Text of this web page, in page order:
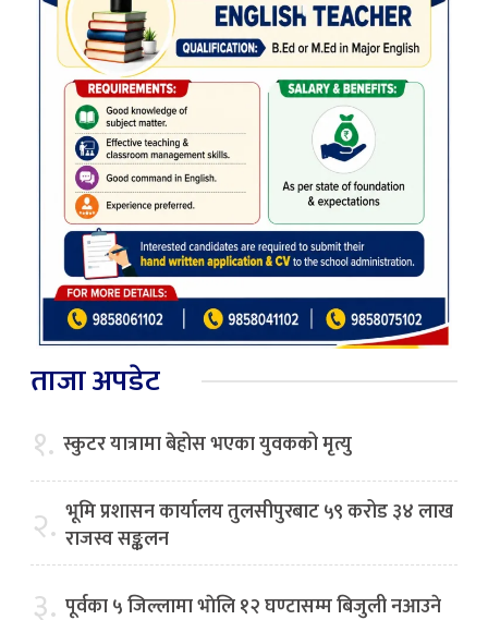
ताजा अपडेट
१. स्कुटर यात्रामा बेहोस भएका युवकको मृत्यु
२. भूमि प्रशासन कार्यालय तुलसीपुरबाट ५९ करोड ३४ लाख
राजस्व सङ्कलन
३. पूर्वका ५ जिल्लामा भाेलि १२ घण्टासम्म बिजुली नआउने